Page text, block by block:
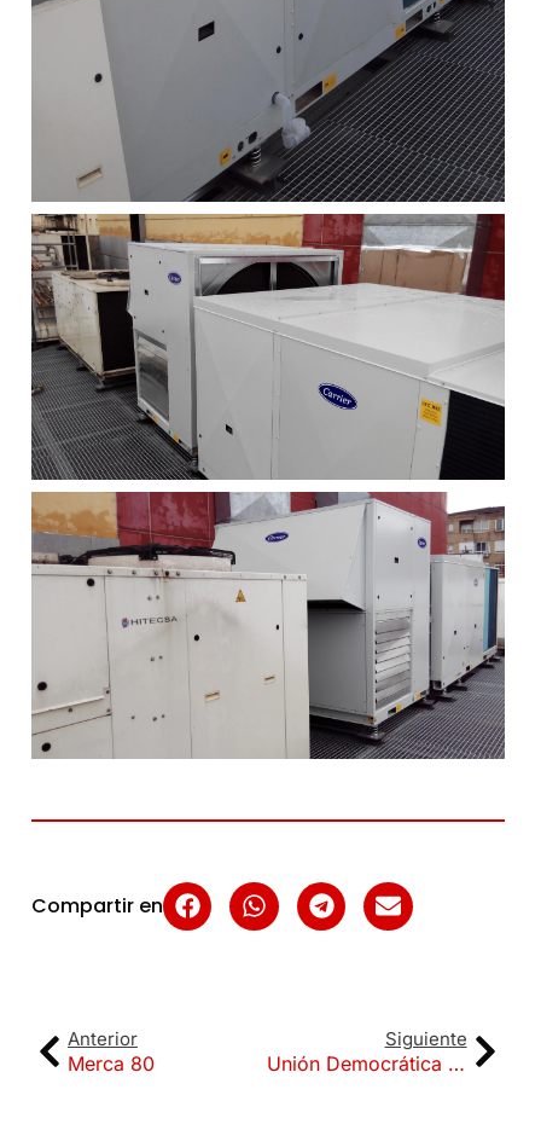
Compartir en
Anterior
Merca 80
Siguiente
Unión Democrática de Pensionistas